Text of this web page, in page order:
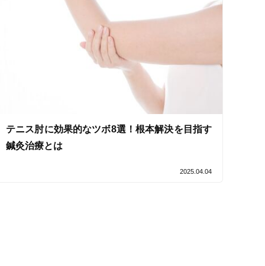
セルフケアアドバイス
テニス肘に効果的なツボ8選！根本解決を目指す
鍼灸治療とは
2025.04.04